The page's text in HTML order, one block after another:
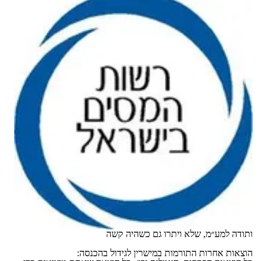
ותודה למע״מ, שלא ויתרו גם כשהיה קשה
הוצאות אחרות התורמות במישרין לגידול בהכנסה: